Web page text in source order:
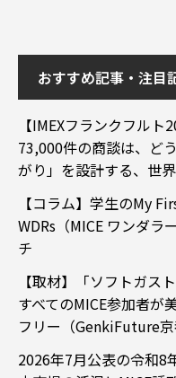
おすすめ記事・注目
【IMEXフランクフル
73,000件の商談は、ど
がり」を設計する、世
【コラム】学生のMy
WDRs（MICE ワンダラ
チ
【取材】「ソフトガス
すべてのMICE参加者が
フリー（GenkiFuture京
2026年7月公表の令和8